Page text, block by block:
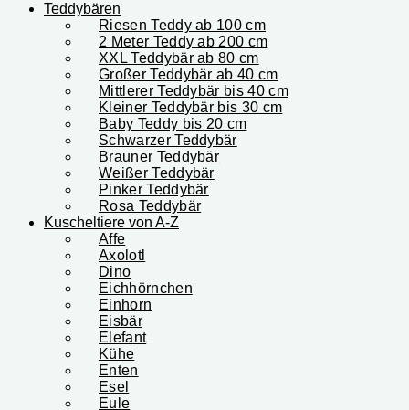
Teddybären
Riesen Teddy ab 100 cm
2 Meter Teddy ab 200 cm
XXL Teddybär ab 80 cm
Großer Teddybär ab 40 cm
Mittlerer Teddybär bis 40 cm
Kleiner Teddybär bis 30 cm
Baby Teddy bis 20 cm
Schwarzer Teddybär
Brauner Teddybär
Weißer Teddybär
Pinker Teddybär
Rosa Teddybär
Kuscheltiere von A-Z
Affe
Axolotl
Dino
Eichhörnchen
Einhorn
Eisbär
Elefant
Kühe
Enten
Esel
Eule